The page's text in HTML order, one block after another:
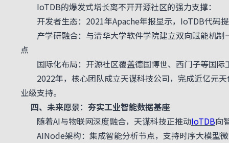
IoTDB的爆发式增长离不开开源社区的强力支撑：
开发者生态：2021年Apache年报显示，IoTDB代码
产学研融合：与清华大学软件学院建立双向赋能机
点
国际化布局：开源社区覆盖德国博世、西门子等国际
2022年，核心团队成立天谋科技公司，完成近亿元天
业级支持。
四、未来愿景：夯实工业智能数据基座
随着AI与物联网深度融合，天谋科技正推动IoTDB向
AINode架构：集成智能分析节点，支持时序大模型